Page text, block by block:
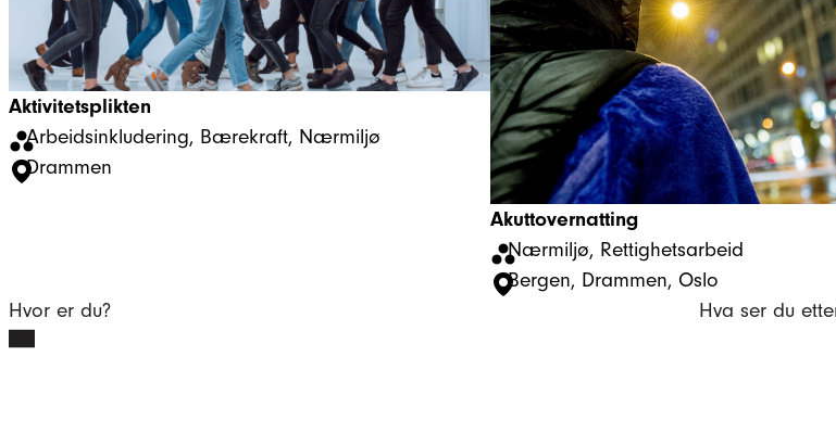
Aktivitetsplikten
Arbeidsinkludering, Bærekraft, Nærmiljø
Drammen
Akuttovernatting
Nærmiljø, Rettighetsarbeid
Bergen, Drammen, Oslo
Hvor er du? Hva ser du